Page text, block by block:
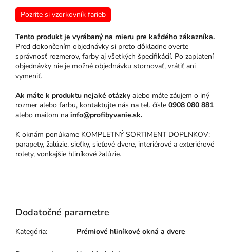
Pozrite si vzorkovník farieb
Tento produkt je vyrábaný na mieru pre každého zákazníka.
Pred dokončením objednávky si preto dôkladne overte
správnosť rozmerov, farby aj všetkých špecifikácií. Po zaplatení
objednávky nie je možné objednávku stornovať, vrátiť ani
vymeniť.
Ak máte k produktu nejaké otázky alebo máte záujem o iný
rozmer alebo farbu, kontaktujte nás na tel. čísle 0908 080 881
alebo mailom na info@profibyvanie.sk.
K oknám ponúkame KOMPLETNÝ SORTIMENT DOPLNKOV:
parapety, žalúzie, sieťky, sieťové dvere, interiérové a exteriérové
rolety, vonkajšie hliníkové žalúzie.
Dodatočné parametre
Kategória: Prémiové hliníkové okná a dvere